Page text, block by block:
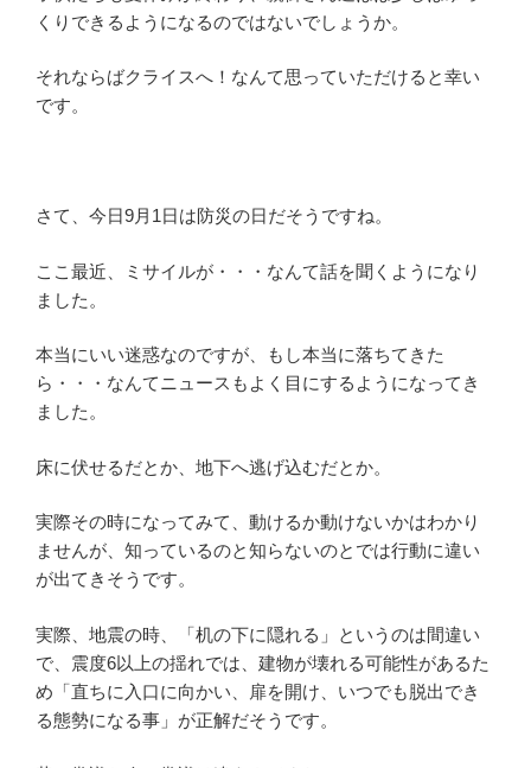
くりできるようになるのではないでしょうか。
それならばクライスへ！なんて思っていただけると幸い
です。
さて、今日9月1日は防災の日だそうですね。
ここ最近、ミサイルが・・・なんて話を聞くようになり
ました。
本当にいい迷惑なのですが、もし本当に落ちてきた
ら・・・なんてニュースもよく目にするようになってき
ました。
床に伏せるだとか、地下へ逃げ込むだとか。
実際その時になってみて、動けるか動けないかはわかり
ませんが、知っているのと知らないのとでは行動に違い
が出てきそうです。
実際、地震の時、「机の下に隠れる」というのは間違い
で、震度6以上の揺れでは、建物が壊れる可能性があるた
め「直ちに入口に向かい、扉を開け、いつでも脱出でき
る態勢になる事」が正解だそうです。